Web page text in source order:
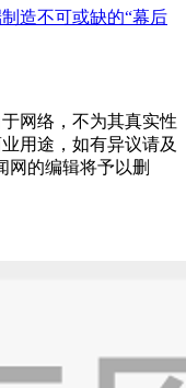
造不可或缺的“幕后
网络，不为其真实性
用途，如有异议请及
网的编辑将予以删